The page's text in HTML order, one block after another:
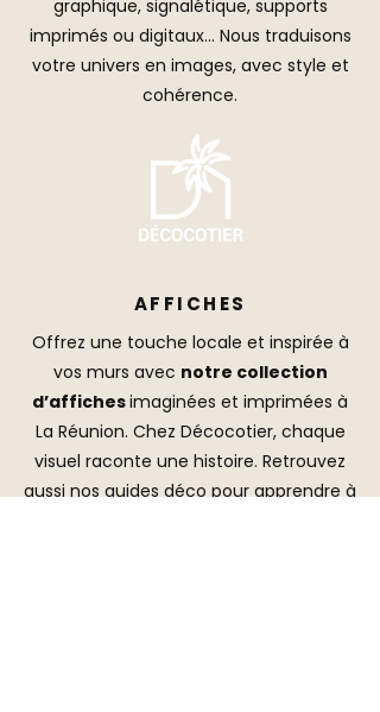
graphique, signalétique, supports
imprimés ou digitaux… Nous traduisons
votre univers en images, avec style et
cohérence.
AFFICHES
Offrez une touche locale et inspirée à
vos murs avec notre collection
d’affichesimaginées et imprimées à
La Réunion. Chez Décocotier, chaque
visuel raconte une histoire. Retrouvez
aussi nos guides déco pour apprendre à